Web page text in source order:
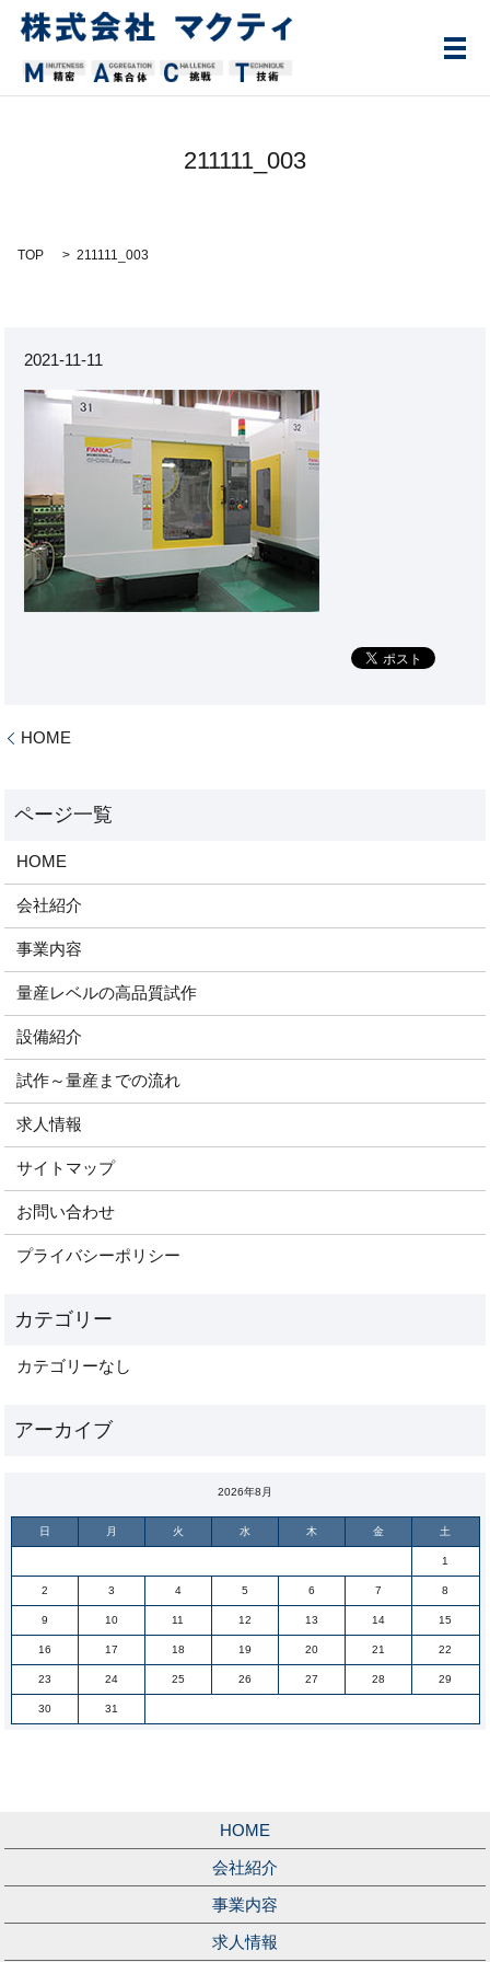
メ
211111_003
TOP 211111_003
2021-11-11
HOME
HOME
会社紹介
事業内容
量産レベルの高品質試作
設備紹介
試作～量産までの流れ
求人情報
サイトマップ
お問い合わせ
プライバシーポリシー
カテゴリーなし
2026年8月
日 月 火 水 木 金 土
1
2 3 4 5 6 7 8
9 10 11 12 13 14 15
16 17 18 19 20 21 22
23 24 25 26 27 28 29
30 31
HOME
会社紹介
事業内容
求人情報